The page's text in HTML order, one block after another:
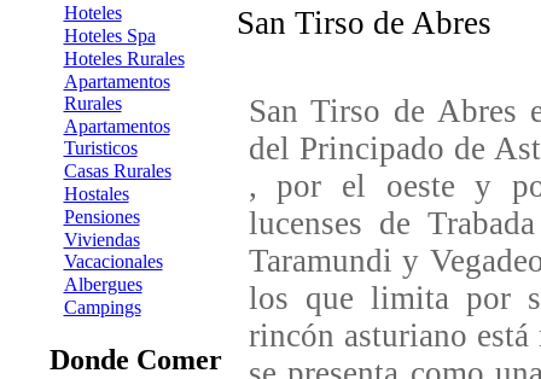
Hoteles
Hoteles Spa
Hoteles Rurales
Apartamentos
Rurales
Apartamentos
Turisticos
Casas Rurales
Hostales
Pensiones
Viviendas
Vacacionales
Albergues
Campings
Donde Comer
San Tirso de Abres
San Tirso de Abres
del Principado de
, por el oeste y
lucenses de
Taramundi y
los que limita por
rincón asturiano